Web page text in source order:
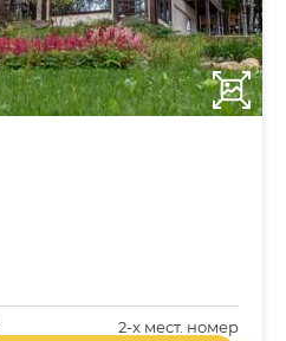
2-x мест. номер